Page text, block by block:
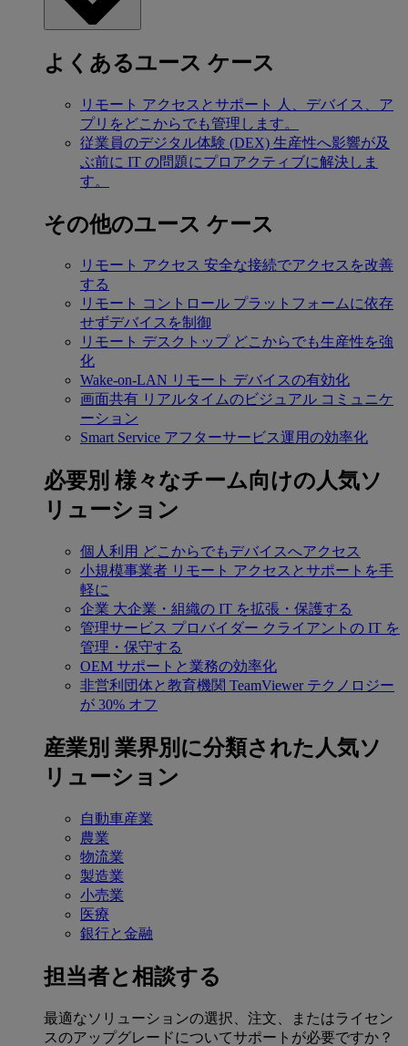
よくあるユース ケース
リモート アクセスとサポート
人、デバイス、ア
プリをどこからでも管理します。
従業員のデジタル体験 (DEX) 生産性へ影響が及
ぶ前に IT の問題にプロアクティブに解決しま
す。
その他のユース ケース
リモート アクセス 安全な接続でアクセスを改善
する
リモート コントロール プラットフォームに依存
せずデバイスを制御
リモート デスクトップ どこからでも生産性を強
化
Wake-on-LAN リモート デバイスの有効化
画面共有 リアルタイムのビジュアル コミュニケ
ーション
Smart Service アフターサービス運用の効率化
必要別 様々なチーム向けの人気ソ
リューション
個人利用 どこからでもデバイスへアクセス
小規模事業者 リモート アクセスとサポートを手
軽に
企業 大企業・組織の IT を拡張・保護する
管理サービス プロバイダー クライアントの IT を
管理・保守する
OEM サポートと業務の効率化
非営利団体と教育機関 TeamViewer テクノロジー
が 30% オフ
産業別 業界別に分類された人気ソ
リューション
自動車産業
農業
物流業
製造業
小売業
医療
銀行と金融
担当者と相談する
最適なソリューションの選択、注文、またはライセン
スのアップグレードについてサポートが必要ですか？